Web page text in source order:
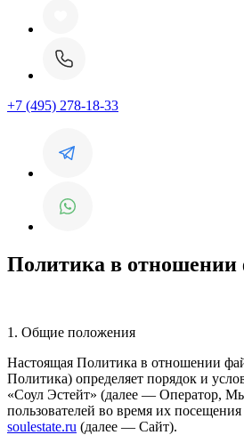
+7 (495) 278-18-33
Политика в отношении
1. Общие положения
Настоящая Политика в отношении
Политика) определяет порядок и
«Соул Эстейт» (далее — Оператор,
пользователей во время их
soulestate.ru (далее — Сайт).